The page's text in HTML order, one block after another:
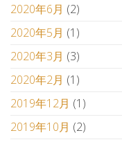
2020年6月 (2)
2020年5月 (1)
2020年3月 (3)
2020年2月 (1)
2019年12月 (1)
2019年10月 (2)